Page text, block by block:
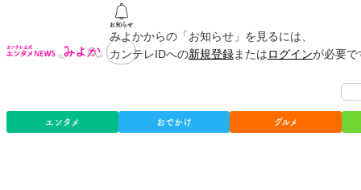
みよかからの「お知らせ」を見るには、
カンテレIDへの新規登録またはログインが必要
エンタメ おでかけ グルメ